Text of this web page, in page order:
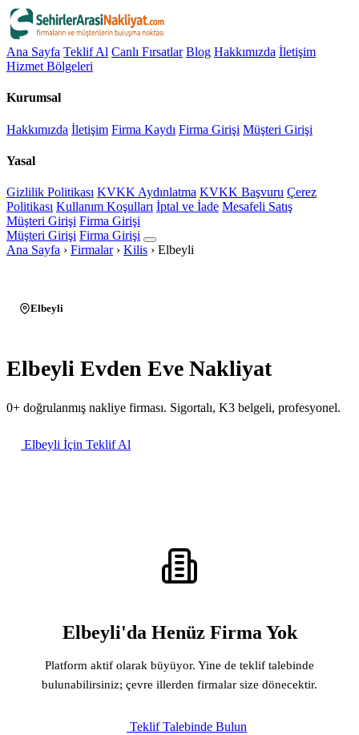
Ana Sayfa Teklif Al Canlı Fırsatlar Blog Hakkımızda İletişim
Hizmet Bölgeleri
Kurumsal
Hakkımızda İletişim Firma Kaydı Firma Girişi Müşteri Girişi
Yasal
Gizlilik Politikası KVKK Aydınlatma KVKK Başvuru Çerez
Politikası Kullanım Koşulları İptal ve İade Mesafeli Satış
Müşteri Girişi Firma Girişi
Müşteri Girişi Firma Girişi
Ana Sayfa › Firmalar › Kilis › Elbeyli
Elbeyli
Elbeyli Evden Eve Nakliyat
0+ doğrulanmış nakliye firması. Sigortalı, K3 belgeli, profesyonel.
Elbeyli İçin Teklif Al
Elbeyli'da Henüz Firma Yok
Platform aktif olarak büyüyor. Yine de teklif talebinde
bulunabilirsiniz; çevre illerden firmalar size dönecektir.
Teklif Talebinde Bulun